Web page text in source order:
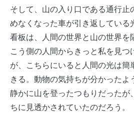
そして、山の入り口である通行止
めなくなった車が引き返している
看板は、人間の世界と山の世界を
こう側の人間からきっと私を見つ
が、こちらにいると人間の光は簡
きる。動物の気持ちが分かったよ
静かに山を登ったつもりだったが
ちに見透かされていたのだろう。